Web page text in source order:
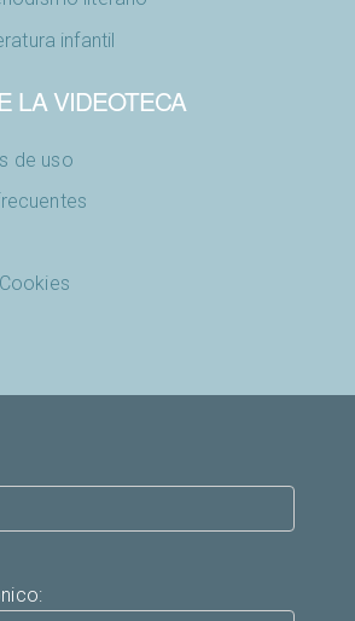
infantil
LA VIDEOTECA
de uso